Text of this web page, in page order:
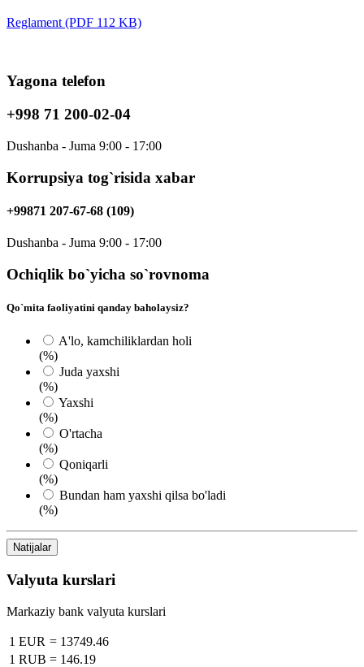
Reglament (PDF 112 KB)
Yagona telefon
+998 71 200-02-04
Dushanba - Juma 9:00 - 17:00
Korrupsiya tog`risida xabar
+99871 207-67-68 (109)
Dushanba - Juma 9:00 - 17:00
Ochiqlik bo`yicha so`rovnoma
Qo`mita faoliyatini qanday baholaysiz?
A'lo, kamchiliklardan holi
(%)
Juda yaxshi
(%)
Yaxshi
(%)
O'rtacha
(%)
Qoniqarli
(%)
Bundan ham yaxshi qilsa bo'ladi
(%)
Natijalar
Valyuta kurslari
Markaziy bank valyuta kurslari
1 EUR = 13749.46
1 RUB = 146.19